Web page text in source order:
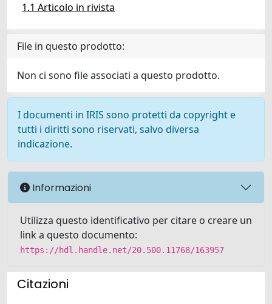
1.1 Articolo in rivista
File in questo prodotto:
Non ci sono file associati a questo prodotto.
I documenti in IRIS sono protetti da copyright e
tutti i diritti sono riservati, salvo diversa
indicazione.
Informazioni
Utilizza questo identificativo per citare o creare un
link a questo documento:
https://hdl.handle.net/20.500.11768/163957
Citazioni